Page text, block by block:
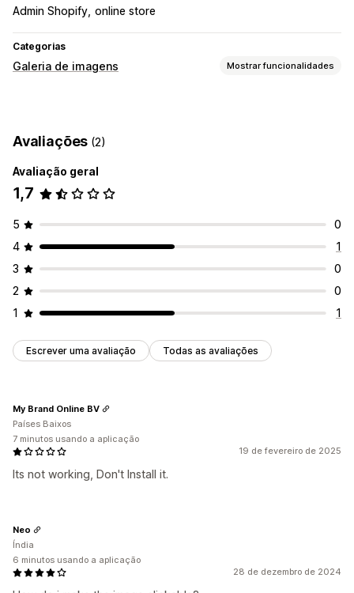
Admin Shopify online store
Categorias
Galeria de imagens Mostrar funcionalidades
Personalização
Reatividade móvel
Avaliações (2)
Avaliação geral
1,7
5
0
4
1
3
0
2
0
1
1
Escrever uma avaliação Todas as avaliações
19 de fevereiro de 2025
Its not working, Don't Install it.
My Brand Online BV
Países Baixos
7 minutos usando a aplicação
28 de dezembro de 2024
Neo
Índia
6 minutos usando a aplicação